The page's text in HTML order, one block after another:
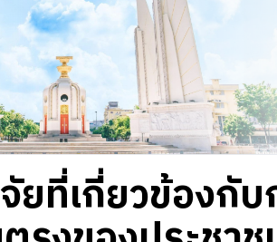
ยที่เกี่ยวข้องกั